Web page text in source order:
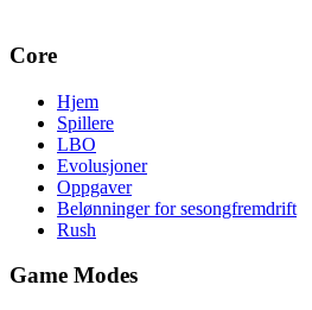
Core
Hjem
Spillere
LBO
Evolusjoner
Oppgaver
Belønninger for sesongfremdrift
Rush
Game Modes